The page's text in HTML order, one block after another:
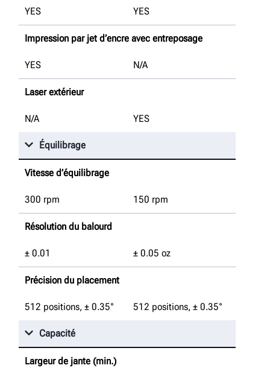
YES YES
Impression par jet d’encre avec entreposage
YES N/A
Laser extérieur
N/A YES
Équilibrage
Vitesse d’équilibrage
300 rpm 150 rpm
Résolution du balourd
± 0.01 ± 0.05 oz
Précision du placement
512 positions, ± 0.35° 512 positions, ± 0.35°
Capacité
Largeur de jante (min.)